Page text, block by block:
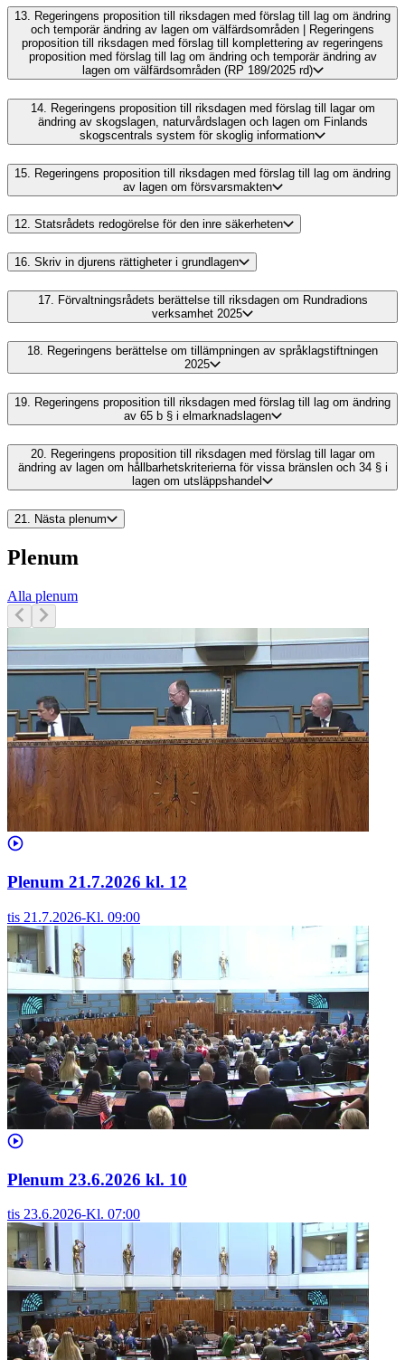
13. Regeringens proposition till riksdagen med förslag till lag om ändring
och temporär ändring av lagen om välfärdsområden | Regeringens
proposition till riksdagen med förslag till komplettering av regeringens
proposition med förslag till lag om ändring och temporär ändring av
lagen om välfärdsområden (RP 189/2025 rd)
14.
Regeringens proposition till riksdagen med förslag till lagar om
ändring av skogslagen, naturvårdslagen och lagen om Finlands
skogscentrals system för skoglig information
15. Regeringens proposition till riksdagen med förslag till lag om ändring
av lagen om försvarsmakten
12. Statsrådets redogörelse för den inre säkerheten
16. Skriv in djurens rättigheter i grundlagen
17. Förvaltningsrådets berättelse till riksdagen om Rundradions
verksamhet 2025
18. Regeringens berättelse om tillämpningen av språklagstiftningen
2025
19. Regeringens proposition till riksdagen med förslag till lag om ändring
av 65 b § i elmarknadslagen
20.
Regeringens proposition till riksdagen med förslag till lagar om
ändring av lagen om hållbarhetskriterierna för vissa bränslen och 34 § i
lagen om utsläppshandel
21. Nästa plenum
Plenum
Alla plenum
Plenum 21.7.2026 kl. 12
tis 21.7.2026-Kl. 09:00
Plenum 23.6.2026 kl. 10
tis 23.6.2026-Kl. 07:00